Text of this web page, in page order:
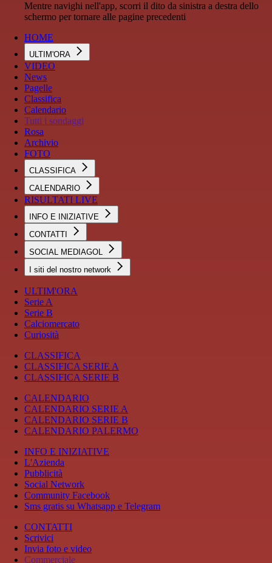
Mentre navighi nell'app, scorri il dito da sinistra a destra dello
schermo per tornare alle pagine precedenti
HOME
ULTIM'ORA
VIDEO
News
Pagelle
Classifica
Calendario
Tutti i sondaggi
Rosa
Archivio
FOTO
CLASSIFICA
CALENDARIO
RISULTATI LIVE
INFO E INIZIATIVE
CONTATTI
SOCIAL MEDIAGOL
I siti del nostro network
ULTIM'ORA
Serie A
Serie B
Calciomercato
Curiosità
CLASSIFICA
CLASSIFICA SERIE A
CLASSIFICA SERIE B
CALENDARIO
CALENDARIO SERIE A
CALENDARIO SERIE B
CALENDARIO PALERMO
INFO E INIZIATIVE
L'Azienda
Pubblicità
Social Network
Community Facebook
Sms gratis su Whatsapp e Telegram
CONTATTI
Scrivici
Invia foto e video
Commerciale